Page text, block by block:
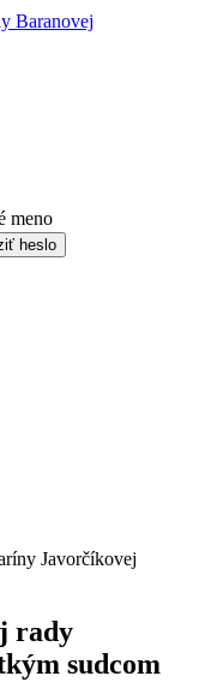
Baranovej
meno
heslo
Javorčíkovej
rady
sudcom